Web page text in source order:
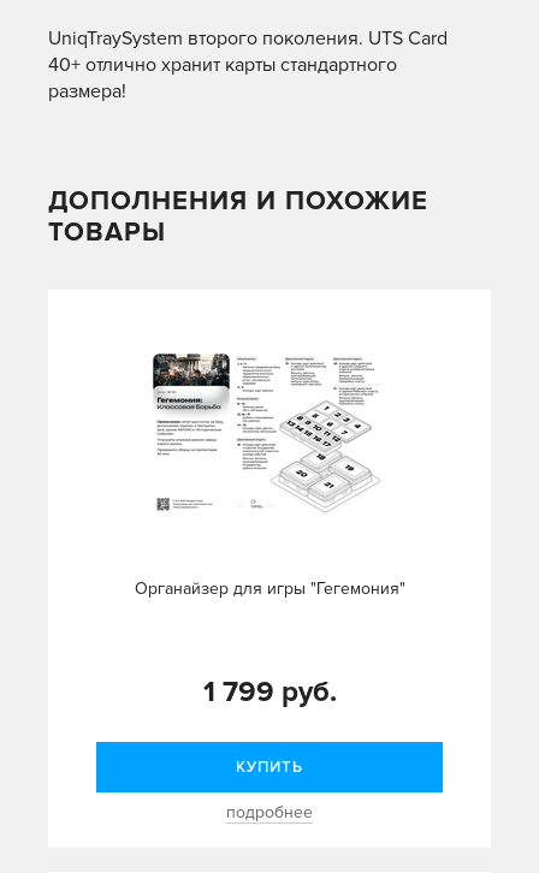
UniqTraySystem второго поколения. UTS Card
40+ отлично хранит карты стандартного
размера!
ДОПОЛНЕНИЯ И ПОХОЖИЕ
ТОВАРЫ
Органайзер для игры "Гегемония"
1 799 руб.
КУПИТЬ
подробнее